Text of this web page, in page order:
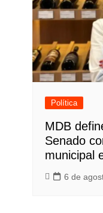
Política
MDB
Senado
municipal
6 de